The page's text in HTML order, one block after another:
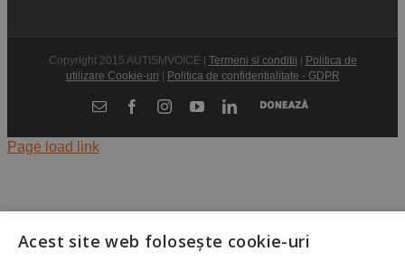
Copyright 2015 AUTISMVOICE | Termeni si conditii | Politica de
utilizare Cookie-uri | Politica de confidentialitate - GDPR
E-
FacebookInstagramYouTubeLinkedIn
Donează
Page load link
Acest site web folosește cookie-uri